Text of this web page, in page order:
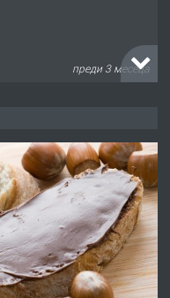
преди 3 месеца
преди 10 месеца
броячна машина -
от ЕЦБ